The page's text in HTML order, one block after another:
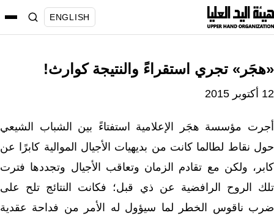
انتقل
إلى
ENGLISH
«هجَر» تجري استقراءً والنتيجة كوارث!
12 أكتوبر 2015
أجرت مؤسسة هجَر الإعلامية استفتاءً بين الشباب الشيعي
حول نقاط لطالما كانت من بديهيات الأجيال الموالية كابرًا عن
كابر، ولكن مع تقادم الزمان وتعاقب الأجيال وتجددها فترت
تلك الروح الرافضية عن ذي قبل؛ فكانت النتائج تلح على
ضرب ناقوس الخطر لما سيؤول له الأمر من فداحة عقدية